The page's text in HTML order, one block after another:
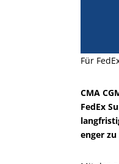
Für
CMA
FedEx
enger